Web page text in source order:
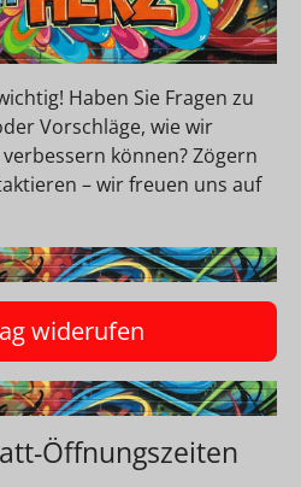
Haben Sie Fragen zu
Vorschläge, wie wir
können? Zögern
– wir freuen uns auf
widerufen
Öffnungszeiten